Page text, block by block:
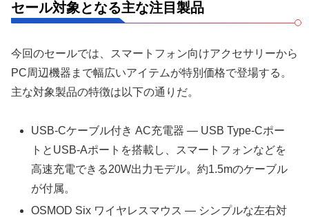
セール対象となる主な注目製品
今回のセールでは、スマートフォン向けアクセサリーから
PC周辺機器まで幅広いアイテムが特別価格で登場する。
主な対象製品の特徴は以下の通りだ。
USB-Cケーブル付き AC充電器 — USB Type-Cポー
トとUSB-Aポートを搭載し、スマートフォンなどを
高速充電できる20W出力モデル。約1.5mのケーブル
が付属。
OSMOD Six ワイヤレスマウス — シンプルな左右対